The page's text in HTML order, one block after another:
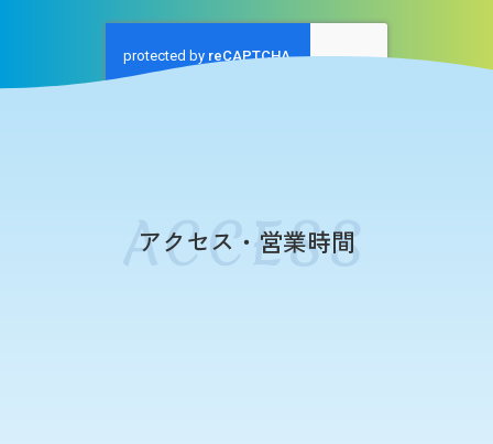
アクセス・営業時間